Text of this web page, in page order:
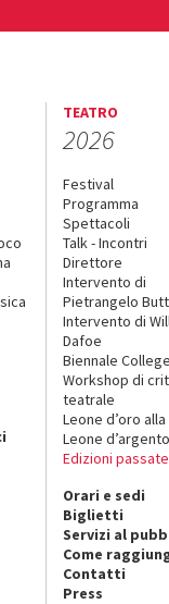
TEATRO
2026
Festival
Programma
Spettacoli
Talk - Incontri
Direttore
Intervento di
Pietrangelo
Intervento di
Dafoe
Biennale
Workshop di
teatrale
Leone d’oro
Leone d’argento
Edizioni passate
Orari e sedi
Biglietti
Servizi al
Come
Contatti
Press